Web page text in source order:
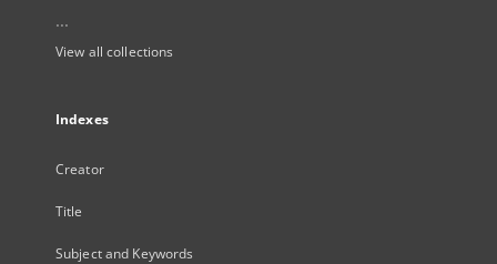
...
View all collections
Indexes
Creator
Title
Subject and Keywords